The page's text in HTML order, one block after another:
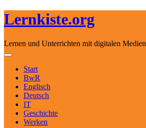
Lernkiste.org
Lernen und Unterrichten mit digitalen Medien
Skip to content
Toggle navigation
Start
BwR
Englisch
Deutsch
IT
Geschichte
Werken